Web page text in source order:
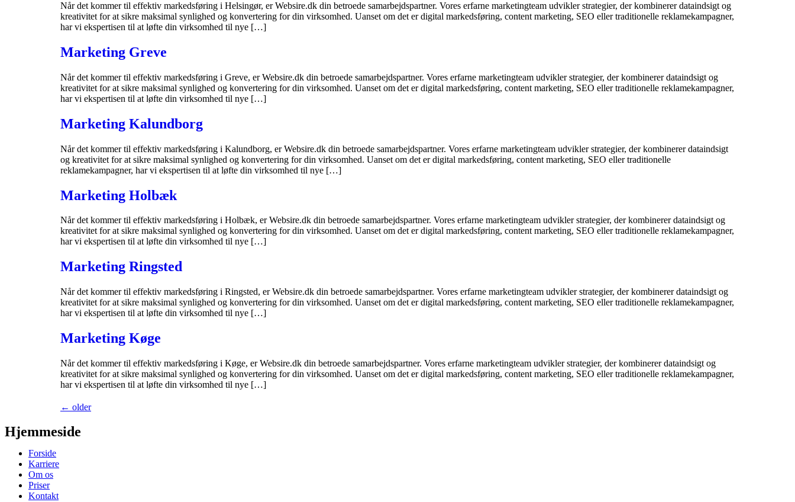
Når det kommer til effektiv markedsføring i Helsingør, er Websire.dk din betroede samarbejdspartner. Vores erfarne marketingteam udvikler strategier, der kombinerer dataindsigt og
kreativitet for at sikre maksimal synlighed og konvertering for din virksomhed. Uanset om det er digital markedsføring, content marketing, SEO eller traditionelle reklamekampagner,
har vi ekspertisen til at løfte din virksomhed til nye […]
Marketing Greve
Når det kommer til effektiv markedsføring i Greve, er Websire.dk din betroede samarbejdspartner. Vores erfarne marketingteam udvikler strategier, der kombinerer dataindsigt og
kreativitet for at sikre maksimal synlighed og konvertering for din virksomhed. Uanset om det er digital markedsføring, content marketing, SEO eller traditionelle reklamekampagner,
har vi ekspertisen til at løfte din virksomhed til nye […]
Marketing Kalundborg
Når det kommer til effektiv markedsføring i Kalundborg, er Websire.dk din betroede samarbejdspartner. Vores erfarne marketingteam udvikler strategier, der kombinerer dataindsigt
og kreativitet for at sikre maksimal synlighed og konvertering for din virksomhed. Uanset om det er digital markedsføring, content marketing, SEO eller traditionelle
reklamekampagner, har vi ekspertisen til at løfte din virksomhed til nye […]
Marketing Holbæk
Når det kommer til effektiv markedsføring i Holbæk, er Websire.dk din betroede samarbejdspartner. Vores erfarne marketingteam udvikler strategier, der kombinerer dataindsigt og
kreativitet for at sikre maksimal synlighed og konvertering for din virksomhed. Uanset om det er digital markedsføring, content marketing, SEO eller traditionelle reklamekampagner,
har vi ekspertisen til at løfte din virksomhed til nye […]
Marketing Ringsted
Når det kommer til effektiv markedsføring i Ringsted, er Websire.dk din betroede samarbejdspartner. Vores erfarne marketingteam udvikler strategier, der kombinerer dataindsigt og
kreativitet for at sikre maksimal synlighed og konvertering for din virksomhed. Uanset om det er digital markedsføring, content marketing, SEO eller traditionelle reklamekampagner,
har vi ekspertisen til at løfte din virksomhed til nye […]
Marketing Køge
Når det kommer til effektiv markedsføring i Køge, er Websire.dk din betroede samarbejdspartner. Vores erfarne marketingteam udvikler strategier, der kombinerer dataindsigt og
kreativitet for at sikre maksimal synlighed og konvertering for din virksomhed. Uanset om det er digital markedsføring, content marketing, SEO eller traditionelle reklamekampagner,
har vi ekspertisen til at løfte din virksomhed til nye […]
← older
Hjemmeside
Forside
Karriere
Om os
Priser
Kontakt